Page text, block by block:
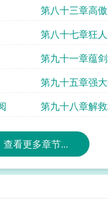
第八十三章高傲
第八十七章狂
第九十一章蕴
第九十五章强
第九十八章解
查看更多章节...